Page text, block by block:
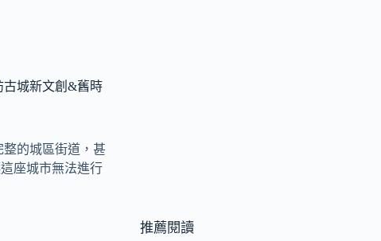
古城新文創&舊時
的城區街道，甚
座城市無法進行
推薦閱讀